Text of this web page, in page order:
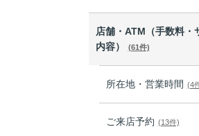
店舗・ATM（手数料・
内容）
(61件)
所在地・営業時間 (4
ご来店予約 (13件)